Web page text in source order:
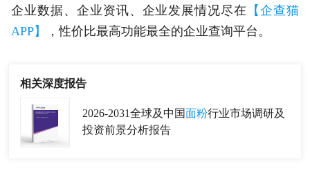
企业数据、企业资讯、企业发展情况尽在
【企查猫
APP】
，性价比最高功能最全的企业查询平台。
相关深度报告
2026-2031全球及中国面粉行业市场调研及
投资前景分析报告